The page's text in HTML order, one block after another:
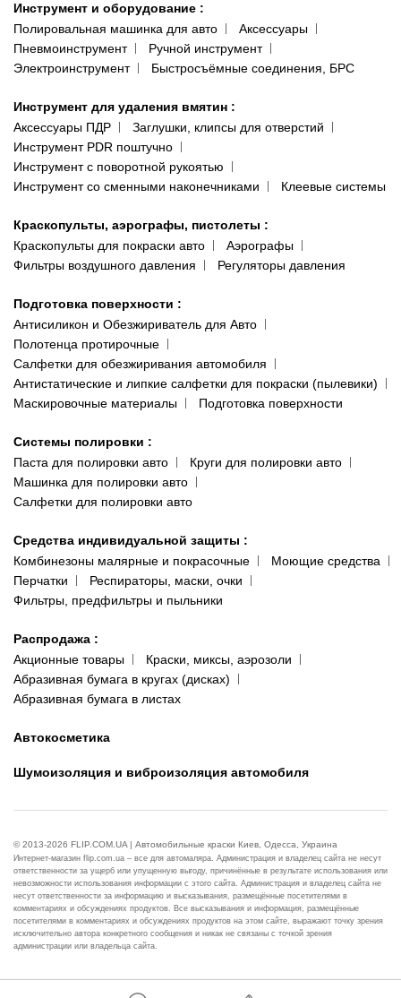
Инструмент и оборудование :
Полировальная машинка для авто
Аксессуары
Пневмоинструмент
Ручной инструмент
Электроинструмент
Быстросъёмные соединения, БРС
Инструмент для удаления вмятин :
Аксессуары ПДР
Заглушки, клипсы для отверстий
Инструмент PDR поштучно
Инструмент с поворотной рукоятью
Инструмент со сменными наконечниками
Клеевые системы
Краскопульты, аэрографы, пистолеты :
Краскопульты для покраски авто
Аэрографы
Фильтры воздушного давления
Регуляторы давления
Подготовка поверхности :
Антисиликон и Обезжириватель для Авто
Полотенца протирочные
Салфетки для обезжиривания автомобиля
Антистатические и липкие салфетки для покраски (пылевики)
Маскировочные материалы
Подготовка поверхности
Системы полировки :
Паста для полировки авто
Круги для полировки авто
Машинка для полировки авто
Салфетки для полировки авто
Средства индивидуальной защиты :
Комбинезоны малярные и покрасочные
Моющие средства
Перчатки
Респираторы, маски, очки
Фильтры, предфильтры и пыльники
Распродажа :
Акционные товары
Краски, миксы, аэрозоли
Абразивная бумага в кругах (дисках)
Абразивная бумага в листах
Автокосметика
Шумоизоляция и виброизоляция автомобиля
© 2013-2026 FLIP.COM.UA | Автомобильные краски Киев, Одесса, Украина
Интернет-магазин flip.com.ua – все для автомаляра. Администрация и владелец сайта не несут
ответственности за ущерб или упущенную выгоду, причинённые в результате использования или
невозможности использования информации с этого сайта. Администрация и владелец сайта не
несут ответственности за информацию и высказывания, размещённые посетителями в
комментариях и обсуждениях продуктов. Все высказывания и информация, размещённые
посетителями в комментариях и обсуждениях продуктов на этом сайте, выражают точку зрения
исключительно автора конкретного сообщения и никак не связаны с точкой зрения
администрации или владельца сайта.